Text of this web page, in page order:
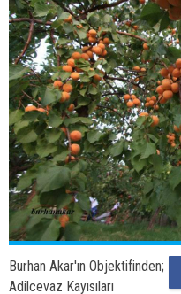
Burhan Akar'ın Objektifinden;
Adilcevaz Sahili